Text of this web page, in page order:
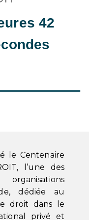
42
le Centenaire
l’une des
dédiée au
droit dans le
privé et